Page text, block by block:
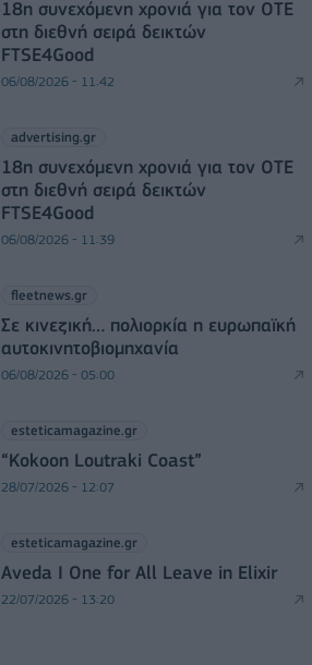
18η συνεχόμενη χρονιά για τον ΟΤΕ
στη διεθνή σειρά δεικτών
FTSE4Good
06/08/2026 - 11:42
advertising.gr
18η συνεχόμενη χρονιά για τον ΟΤΕ
στη διεθνή σειρά δεικτών
FTSE4Good
06/08/2026 - 11:39
fleetnews.gr
Σε κινεζική… πολιορκία η ευρωπαϊκή
αυτοκινητοβιομηχανία
06/08/2026 - 05:00
esteticamagazine.gr
“Kokoon Loutraki Coast”
28/07/2026 - 12:07
esteticamagazine.gr
Aveda I One for All Leave in Elixir
22/07/2026 - 13:20